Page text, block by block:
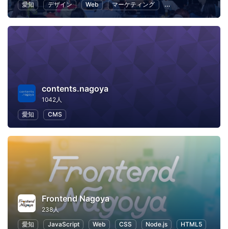
愛知
デザイン Web マーケティング プログラミング
contents.nagoya
1042人
愛知
CMS
Frontend Nagoya
238人
愛知
JavaScript Web CSS Node.js HTML5